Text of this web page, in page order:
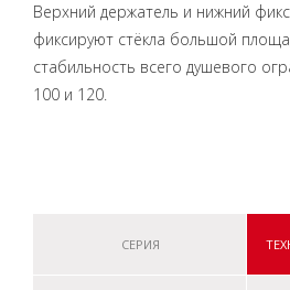
Верхний держатель и нижний
фиксируют стёкла большой
стабильность всего душевого
100 и 120.
СЕРИЯ